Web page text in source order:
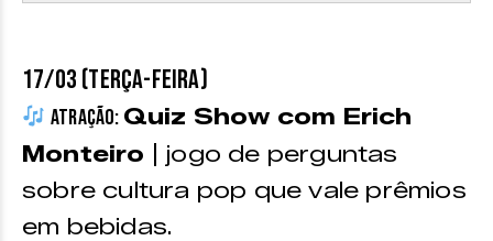
17/03 (TERÇA-FEIRA)
Atração: Quiz Show com Erich
Monteiro
| jogo de perguntas
sobre cultura pop que vale prêmios
em bebidas.